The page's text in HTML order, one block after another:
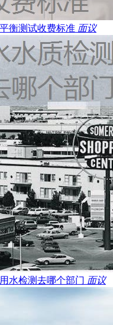
衡测试收费标准 面议
水检测去哪个部门 面议